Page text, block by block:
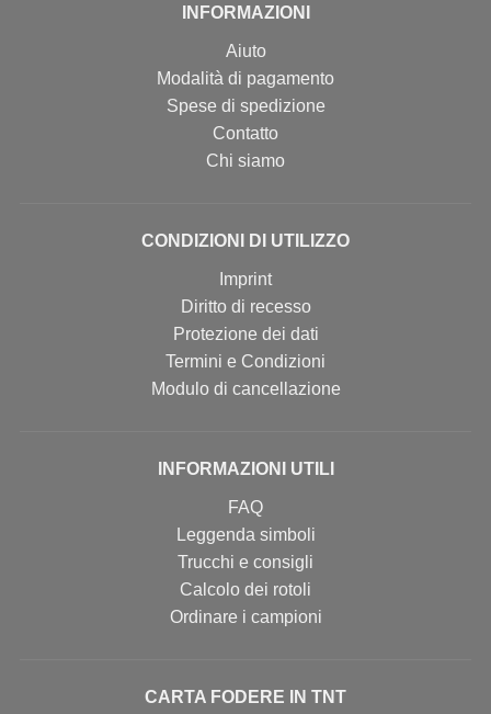
INFORMAZIONI
Aiuto
Modalità di pagamento
Spese di spedizione
Contatto
Chi siamo
CONDIZIONI DI UTILIZZO
Imprint
Diritto di recesso
Protezione dei dati
Termini e Condizioni
Modulo di cancellazione
INFORMAZIONI UTILI
FAQ
Leggenda simboli
Trucchi e consigli
Calcolo dei rotoli
Ordinare i campioni
CARTA FODERE IN TNT